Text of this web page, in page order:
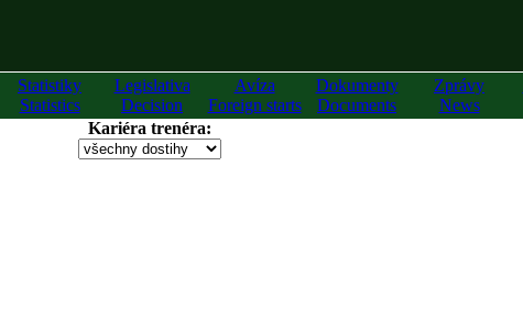
Statistiky
Statistics
Legislativa
Decision
Avíza
Foreign starts
Dokumenty
Documents
Zprávy
News
Kariéra trenéra: